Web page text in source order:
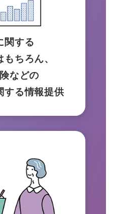
関する
ちろん、
などの
する情報提供